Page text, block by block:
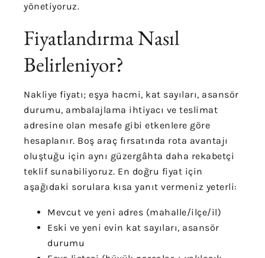
yönetiyoruz.
Fiyatlandırma Nasıl
Belirleniyor?
Nakliye fiyatı; eşya hacmi, kat sayıları, asansör
durumu, ambalajlama ihtiyacı ve teslimat
adresine olan mesafe gibi etkenlere göre
hesaplanır. Boş araç fırsatında rota avantajı
oluştuğu için aynı güzergâhta daha rekabetçi
teklif sunabiliyoruz. En doğru fiyat için
aşağıdaki sorulara kısa yanıt vermeniz yeterli:
Mevcut ve yeni adres (mahalle/ilçe/il)
Eski ve yeni evin kat sayıları, asansör
durumu